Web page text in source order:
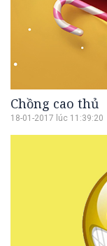
Chồng cao thủ
18-01-2017 lúc 11:39:20